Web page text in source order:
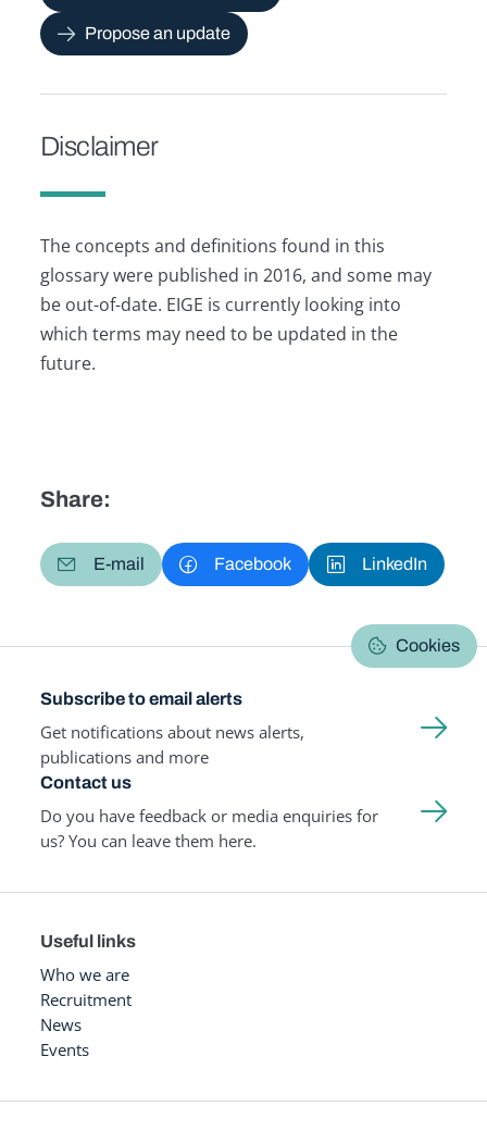
Propose an update
Disclaimer
The concepts and definitions found in this
glossary were published in 2016, and some may
be out-of-date. EIGE is currently looking into
which terms may need to be updated in the
future.
Share:
E-mail Facebook LinkedIn
Cookies
Subscribe to email alerts
Get notifications about news alerts,
publications and more
Contact us
Do you have feedback or media enquiries for
us? You can leave them here.
Useful links
Who we are
Recruitment
News
Events